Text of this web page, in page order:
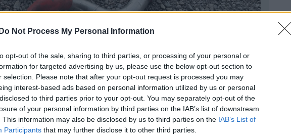
Do Not Process My Personal Information
opt-out of the sale, sharing to third parties, or processing of your personal or
for targeted advertising by us, please use the below opt-out section to
selection. Please note that after your opt-out request is processed you may
interest-based ads based on personal information utilized by us or personal
to third parties prior to your opt-out. You may separately opt-out of the
of your personal information by third parties on the IAB’s list of downstream
This information may also be disclosed by us to third parties on the IAB’s List of
Participants that may further disclose it to other third parties.